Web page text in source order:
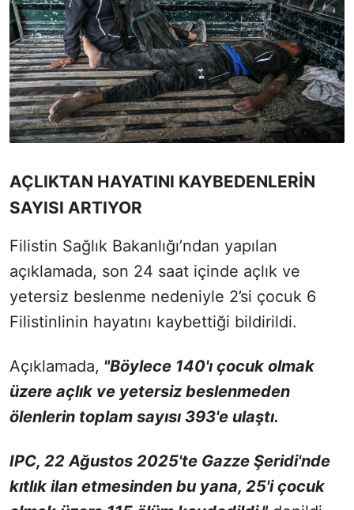
AÇLIKTAN HAYATINI KAYBEDENLERİN
SAYISI ARTIYOR
Filistin Sağlık Bakanlığı’ndan yapılan
açıklamada, son 24 saat içinde açlık ve
yetersiz beslenme nedeniyle 2’si çocuk 6
Filistinlinin hayatını kaybettiği bildirildi.
Açıklamada, "Böylece 140'ı çocuk olmak
üzere açlık ve yetersiz beslenmeden
ölenlerin toplam sayısı 393'e ulaştı.
IPC, 22 Ağustos 2025'te Gazze Şeridi'nde
kıtlık ilan etmesinden bu yana, 25'i çocuk